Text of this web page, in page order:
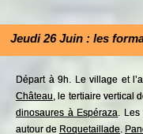
Jeudi 26 Juin : les
Départ à 9h. Le village et
Château , le tertiaire vertical
dinosaures à Espéraza .
autour de Roquetaillade